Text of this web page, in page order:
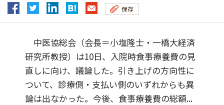
保存
中医協総会（会長＝小塩隆士・一橋大経済
研究所教授）は10日、入院時食事療養費の見
直しに向け、議論した。引き上げの方向性に
ついて、診療側・支払い側のいずれからも異
論は出なかった。今後、食事療養費の総額...